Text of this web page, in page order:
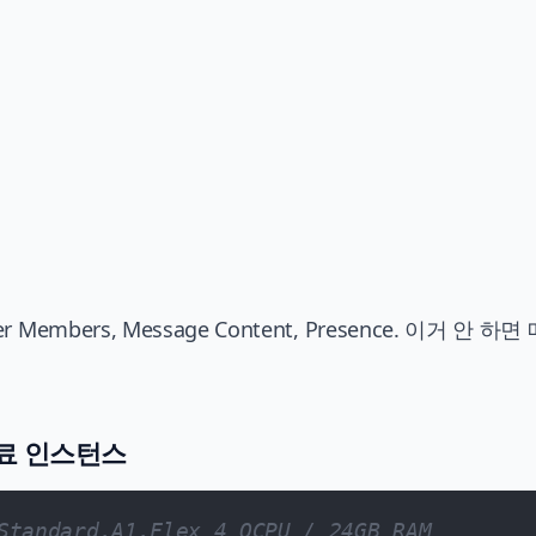
Members, Message Content, Presence. 이거 안 하면
인스턴스
4 OCPU / 24GB RAM